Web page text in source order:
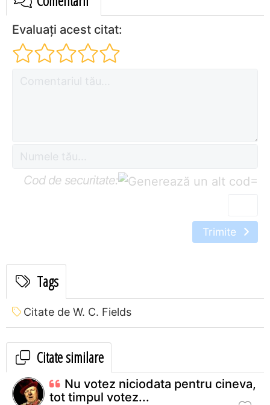
Evaluați acest citat:
Cod de securitate: =
Trimite
Tags
Citate de W. C. Fields
Citate similare
Nu votez niciodata pentru cineva,
tot timpul votez...